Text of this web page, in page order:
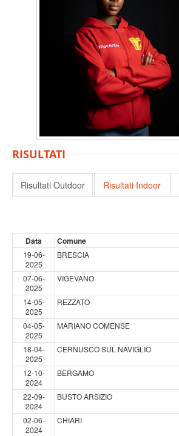
RISULTATI
Risultati Outdoor Risultati Indoor
Data Comune
19-06-
2025
BRESCIA
07-06-
2025
VIGEVANO
14-05-
2025
REZZATO
04-05-
2025
MARIANO COMENSE
18-04-
2025
CERNUSCO SUL NAVIGLIO
12-10-
2024
BERGAMO
22-09-
2024
BUSTO ARSIZIO
02-06-
2024
CHIARI